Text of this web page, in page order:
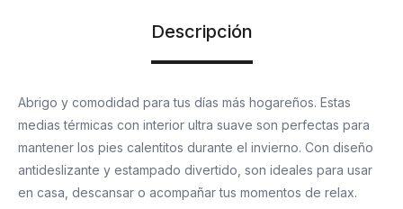
Descripción
Abrigo y comodidad para tus días más hogareños. Estas
medias térmicas con interior ultra suave son perfectas para
mantener los pies calentitos durante el invierno. Con diseño
antideslizante y estampado divertido, son ideales para usar
en casa, descansar o acompañar tus momentos de relax.